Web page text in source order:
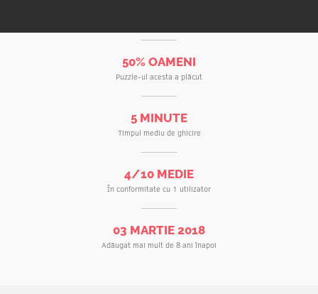
50% OAMENI
Puzzle-ul acesta a plăcut
5 MINUTE
Timpul mediu de ghicire
4/10 MEDIE
În conformitate cu 1 utilizator
03 MARTIE 2018
Adăugat mai mult de 8 ani înapoi